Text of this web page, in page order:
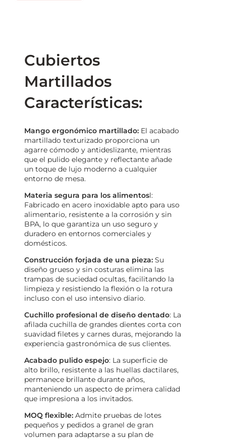
Cubiertos
Martillados
Características:
Mango ergonómico martillado: El acabado
martillado texturizado proporciona un
agarre cómodo y antideslizante, mientras
que el pulido elegante y reflectante añade
un toque de lujo moderno a cualquier
entorno de mesa.
Materia segura para los alimentosl:
Fabricado en acero inoxidable apto para uso
alimentario, resistente a la corrosión y sin
BPA, lo que garantiza un uso seguro y
duradero en entornos comerciales y
domésticos.
Construcción forjada de una pieza: Su
diseño grueso y sin costuras elimina las
trampas de suciedad ocultas, facilitando la
limpieza y resistiendo la flexión o la rotura
incluso con el uso intensivo diario.
Cuchillo profesional de diseño dentado: La
afilada cuchilla de grandes dientes corta con
suavidad filetes y carnes duras, mejorando la
experiencia gastronómica de sus clientes.
Acabado pulido espejo: La superficie de
alto brillo, resistente a las huellas dactilares,
permanece brillante durante años,
manteniendo un aspecto de primera calidad
que impresiona a los invitados.
MOQ flexible: Admite pruebas de lotes
pequeños y pedidos a granel de gran
volumen para adaptarse a su plan de